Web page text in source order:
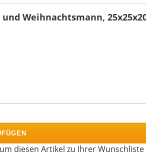
Weihnachtsmann,
diesen Artikel zu Ihrer Wunschliste